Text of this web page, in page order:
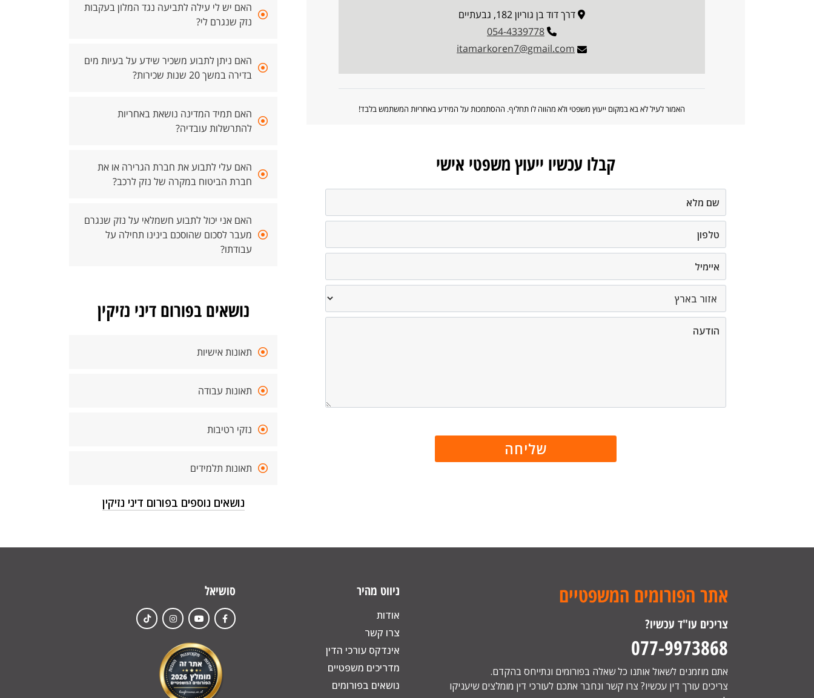
דרך דוד בן גוריון 182, גבעתיים
054-4339778
itamarkoren7@gmail.com
האמור לעיל לא בא במקום ייעוץ משפטי ולא מהווה לו תחליף. ההסתמכות על המידע באחריות המשתמש בלבד!
קבלו עכשיו ייעוץ משפטי אישי
האם יש לי עילה לתביעה נגד המלון בעקבות
נזק שנגרם לי?
האם ניתן לתבוע משכיר שידע על בעיות מים
בדירה במשך 20 שנות שכירות?
האם תמיד המדינה נושאת באחריות
להתרשלות עובדיה?
האם עלי לתבוע את חברת הגרירה או את
חברת הביטוח במקרה של נזק לרכב?
האם אני יכול לתבוע חשמלאי על נזק שנגרם
מעבר לסכום שהוסכם בינינו תחילה על
עבודתו?
נושאים בפורום דיני נזיקין
תאונות אישיות
תאונות עבודה
נזקי רטיבות
תאונות תלמידים
נושאים נוספים בפורום דיני נזיקין
אתר הפורומים המשפטיים
צריכים עו"ד עכשיו?
077-9973868
אתם מוזמנים לשאול אותנו כל שאלה בפורומים ונתייחס בהקדם.
צריכים עורך דין עכשיו? צרו קשר ונחבר אתכם לעורכי דין מומלצים שיעניקו
ניווט מהיר
אודות
צרו קשר
אינדקס עורכי הדין
מדריכים משפטיים
נושאים בפורומים
סושיאל